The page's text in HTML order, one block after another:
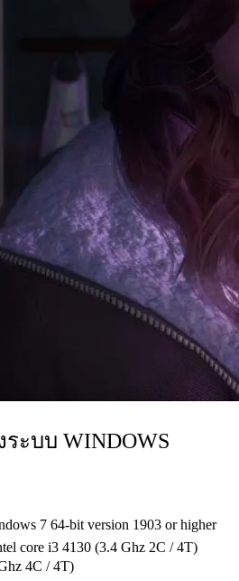
ะบบ WINDOWS
7 64-bit version 1903 or higher
core i3 4130 (3.4 Ghz 2C / 4T)
4C / 4T)